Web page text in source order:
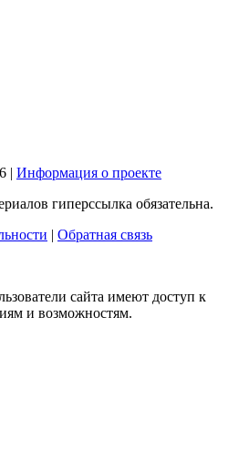
| Информация о проекте
гиперссылка обязательна.
| Обратная связь
сайта имеют доступ к
и возможностям.